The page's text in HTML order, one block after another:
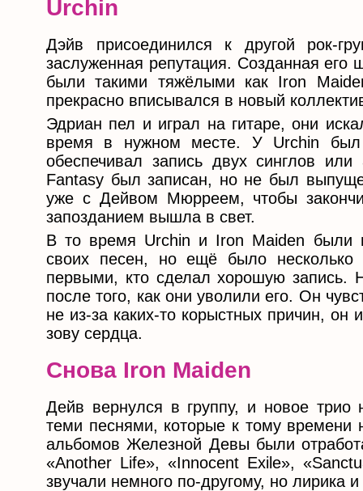
Urchin
Дэйв присоединился к другой рок-
заслуженная репутация. Созданная
были такими тяжёлыми как Iron
прекрасно вписывался в новый
Эдриан пел и играл на гитаре, они
время в нужном месте. У Urchin был
обеспечивал запись двух синглов
Fantasy был записан, но не был
уже с Дейвом Мюрреем, чтобы
запозданием вышла в свет.
В то время Urchin и Iron Maiden были
своих песен, но ещё было
первыми, кто сделал хорошую запись.
после того, как они уволили его. Он
не из-за каких-то корыстных причин,
зову сердца.
Снова Iron Maiden
Дейв вернулся в группу, и новое трио
теми песнями, которые к тому
альбомов Железной Девы были
«Another Life», «Innocent Exile»,
звучали немного по-другому, но